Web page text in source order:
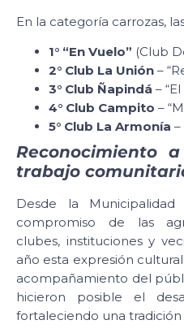
En la categoría carrozas,
1° “En Vuelo” (Club
2° Club La Unión –
3° Club Ñapindá –
4° Club Campito –
5° Club La Armonía –
Reconocimiento
trabajo
Desde la
compromiso de las
clubes, instituciones y
año esta expresión
acompañamiento del
hicieron posible el
fortaleciendo una